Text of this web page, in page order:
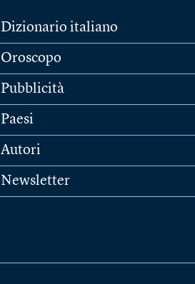
Dizionario italiano
Oroscopo
Pubblicità
Paesi
Autori
Newsletter